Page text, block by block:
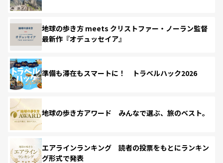
地球の歩き方 meets クリストファー・ノーラン監督
最新作『オデュッセイア』
準備も滞在もスマートに！ トラベルハック2026
地球の歩き方アワード みんなで選ぶ、旅のベスト。
エアラインランキング 読者の投票をもとにランキン
グ形式で発表